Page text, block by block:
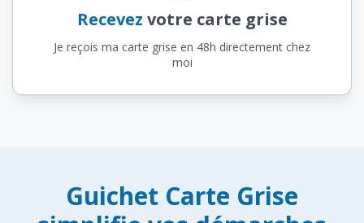
Recevez votre carte grise
Je reçois ma carte grise en 48h directement chez
moi
Guichet Carte Grise